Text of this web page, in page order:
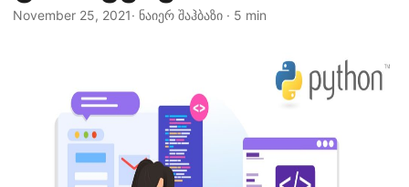
November 25, 2021· ნაიერ შაჰბაზი · 5 min